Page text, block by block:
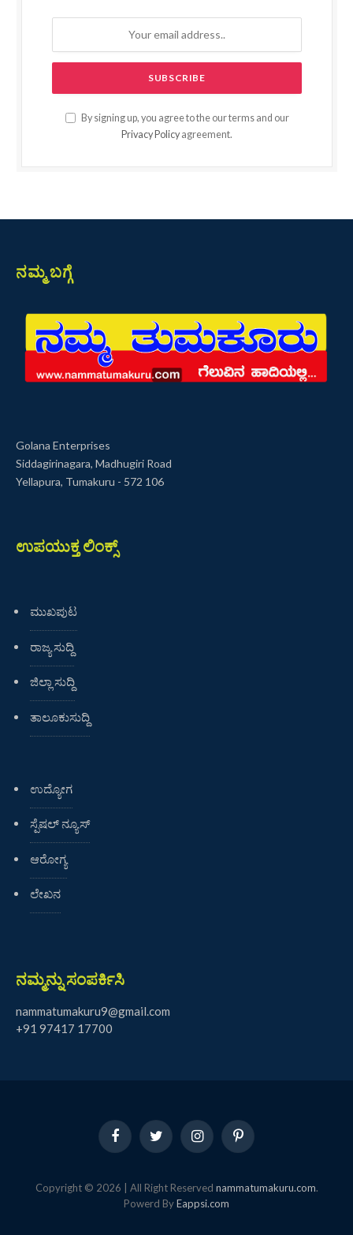
By signing up, you agree to the our terms and our
Privacy Policy agreement.
ನಮ್ಮ ಬಗ್ಗೆ
Golana Enterprises
Siddagirinagara, Madhugiri Road
Yellapura, Tumakuru - 572 106
ಉಪಯುಕ್ತ ಲಿಂಕ್ಸ್
ಮುಖಪುಟ
ರಾಜ್ಯ ಸುದ್ದಿ
ಜಿಲ್ಲಾ ಸುದ್ದಿ
ತಾಲೂಕುಸುದ್ದಿ
ಉದ್ಯೋಗ
ಸ್ಪೆಷಲ್ ನ್ಯೂಸ್
ಆರೋಗ್ಯ
ಲೇಖನ
ನಮ್ಮನ್ನು ಸಂಪರ್ಕಿಸಿ
nammatumakuru9@gmail.com
+91 97417 17700
FacebookTwitter InstagramPinterest
Copyright © 2026 | All Right Reserved nammatumakuru.com.
Powerd ByEappsi.com